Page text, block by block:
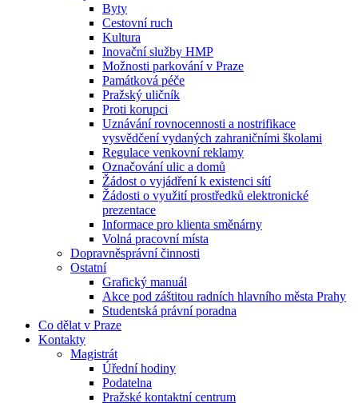
Byty
Cestovní ruch
Kultura
Inovační služby HMP
Možnosti parkování v Praze
Památková péče
Pražský uličník
Proti korupci
Uznávání rovnocennosti a nostrifikace
vysvědčení vydaných zahraničními školami
Regulace venkovní reklamy
Označování ulic a domů
Žádost o vyjádření k existenci sítí
Žádosti o využití prostředků elektronické
prezentace
Informace pro klienta směnárny
Volná pracovní místa
Dopravněsprávní činnosti
Ostatní
Grafický manuál
Akce pod záštitou radních hlavního města Prahy
Studentská právní poradna
Co dělat v Praze
Kontakty
Magistrát
Úřední hodiny
Podatelna
Pražské kontaktní centrum